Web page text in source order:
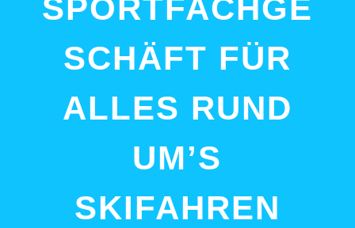
SPORTFACHGE
SCHÄFT FÜR
ALLES RUND
UM’S
SKIFAHREN